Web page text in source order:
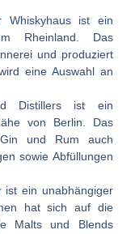
Whiskyhaus ist ein
Rheinland. Das
und produziert
eine Auswahl an
Distillers ist ein
von Berlin. Das
und Rum auch
sowie Abfüllungen
ist ein unabhängiger
hat sich auf die
Malts und Blends